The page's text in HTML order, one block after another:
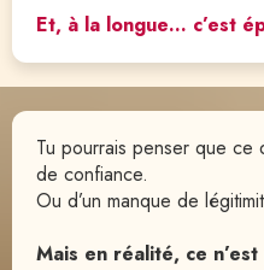
Et, à la longue… c’est
Tu pourrais penser que ce
de confiance.
Ou d’un manque de
Mais en réalité, ce n’est